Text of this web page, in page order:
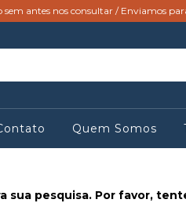
sem antes nos consultar / Enviamos
Quem Somos
sua pesquisa. Por favor,